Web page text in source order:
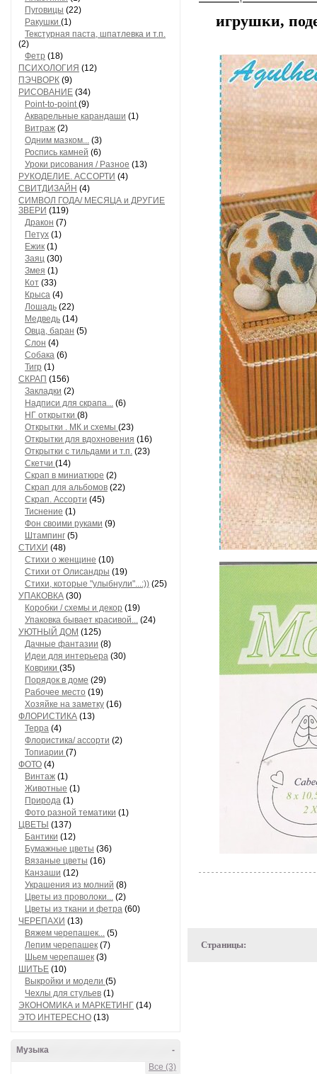
Пуговицы (22)
Ракушки (1)
Текстурная паста, шпатлевка и т.п.
(2)
Фетр (18)
ПСИХОЛОГИЯ (12)
ПЭЧВОРК (9)
РИСОВАНИЕ (34)
Point-to-point(9)
Акварельные карандаши (1)
Витраж (2)
Одним мазком... (3)
Роспись камней (6)
Уроки рисования / Разное (13)
РУКОДЕЛИЕ. АССОРТИ (4)
СВИТДИЗАЙН (4)
СИМВОЛ ГОДА/ МЕСЯЦА и ДРУГИЕ
ЗВЕРИ (119)
Дракон (7)
Петух (1)
Ежик (1)
Заяц (30)
Змея (1)
Кот (33)
Крыса (4)
Лошадь (22)
Медведь (14)
Овца, баран (5)
Слон (4)
Собака (6)
Тигр (1)
СКРАП (156)
Закладки (2)
Надписи для скрапа... (6)
НГ открытки (8)
Открытки . МК и схемы (23)
Открытки для вдохновения (16)
Открытки с тильдами и т.п. (23)
Скетчи (14)
Скрап в миниатюре (2)
Скрап для альбомов (22)
Скрап. Ассорти (45)
Тиснение (1)
Фон своими руками (9)
Штампинг (5)
СТИХИ (48)
Стихи о женщине (10)
Стихи от Олисандры (19)
Стихи, которые "улыбнули"...:)) (25)
УПАКОВКА (30)
Коробки / схемы и декор (19)
Упаковка бывает красивой... (24)
УЮТНЫЙ ДОМ (125)
Дачные фантазии (8)
Идеи для интерьера (30)
Коврики (35)
Порядок в доме (29)
Рабочее место (19)
Хозяйке на заметку (16)
ФЛОРИСТИКА (13)
Терра (4)
Флористика/ ассорти (2)
Топиарии (7)
ФОТО (4)
Винтаж (1)
Животные (1)
Природа (1)
Фото разной тематики (1)
ЦВЕТЫ (137)
Бантики (12)
Бумажные цветы (36)
Вязаные цветы (16)
Канзаши (12)
Украшения из молний (8)
Цветы из проволоки... (2)
Цветы из ткани и фетра (60)
ЧЕРЕПАХИ (13)
Вяжем черепашек... (5)
Лепим черепашек (7)
Шьем черепашек (3)
ШИТЬЕ (10)
Выкройки и модели (5)
Чехлы для стульев (1)
ЭКОНОМИКА и МАРКЕТИНГ (14)
ЭТО ИНТЕРЕСНО (13)
-
Музыка
Все (3)
игрушки,
Страницы: